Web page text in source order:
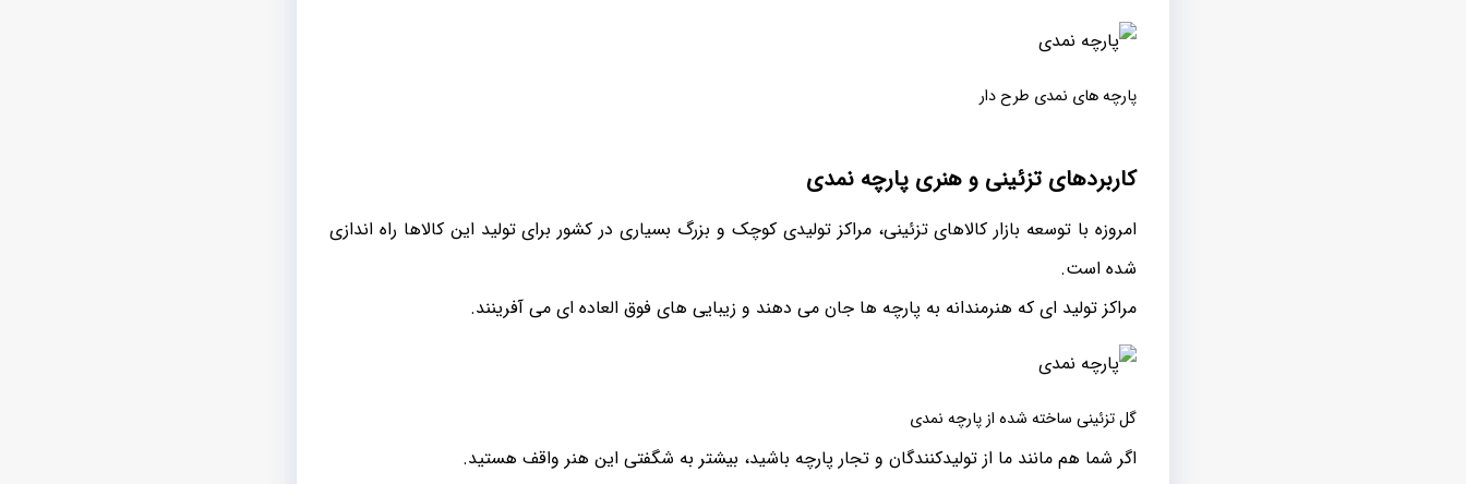
پارچه های نمدی طرح دار
کاربردهای تزئینی و هنری پارچه نمدی
امروزه با توسعه بازار کالاهای تزئینی، مراکز تولیدی کوچک و بزرگ بسیاری در کشور برای تولید این کالاها راه اندازی
شده است.
مراکز تولید ای که هنرمندانه به پارچه ها جان می دهند و زیبایی های فوق العاده ای می آفرینند.
گل تزئینی ساخته شده از پارچه نمدی
اگر شما هم مانند ما از تولیدکنندگان و تجار پارچه باشید، بیشتر به شگفتی این هنر واقف هستید.